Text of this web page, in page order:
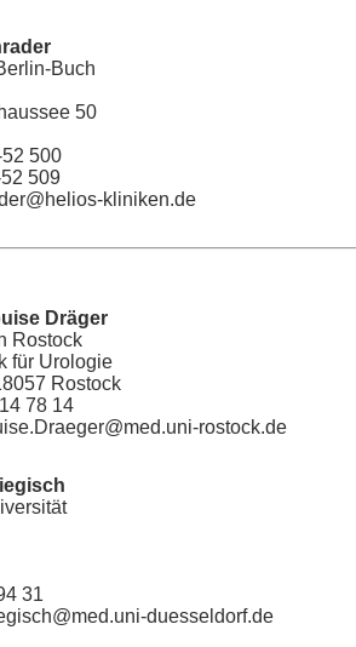
Buch
50
500
509
kliniken.de
Dräger
Rostock
für Urologie
Rostock
78 14
rostock.de
31
duesseldorf.de